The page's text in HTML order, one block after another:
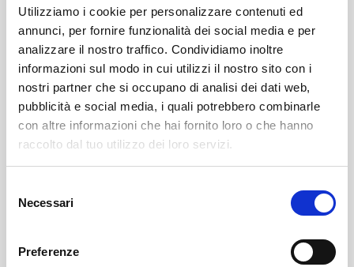
Utilizziamo i cookie per personalizzare contenuti ed
annunci, per fornire funzionalità dei social media e per
analizzare il nostro traffico. Condividiamo inoltre
informazioni sul modo in cui utilizzi il nostro sito con i
nostri partner che si occupano di analisi dei dati web,
pubblicità e social media, i quali potrebbero combinarle
con altre informazioni che hai fornito loro o che hanno
raccolto dal tuo utilizzo dei loro servizi.
delNecessari
Preferenze